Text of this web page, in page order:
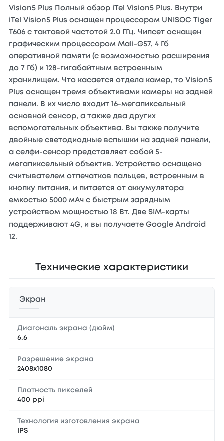
Vision5 Plus Полный обзор iTel Vision5 Plus. Внутри
iTel Vision5 Plus оснащен процессором UNISOC Tiger
T606 с тактовой частотой 2.0 ГГц. Чипсет оснащен
графическим процессором Mali-G57, 4 Гб
оперативной памяти (с возможностью расширения
до 7 Гб) и 128-гигабайтным встроенным
хранилищем. Что касается отдела камер, то Vision5
Plus оснащен тремя объективами камеры на задней
панели. В их число входит 16-мегапиксельный
основной сенсор, а также два других
вспомогательных объектива. Вы также получите
двойные светодиодные вспышки на задней панели,
а селфи-сенсор представляет собой 5-
мегапиксельный объектив. Устройство оснащено
считывателем отпечатков пальцев, встроенным в
кнопку питания, и питается от аккумулятора
емкостью 5000 мАч с быстрым зарядным
устройством мощностью 18 Вт. Две SIM-карты
поддерживают 4G, и вы получаете Google Android
12.
Технические характеристики
Экран
Диагональ экрана (дюйм)
6.6
Разрешение экрана
2408x1080
Плотность пикселей
400 ppi
Технология изготовления экрана
IPS